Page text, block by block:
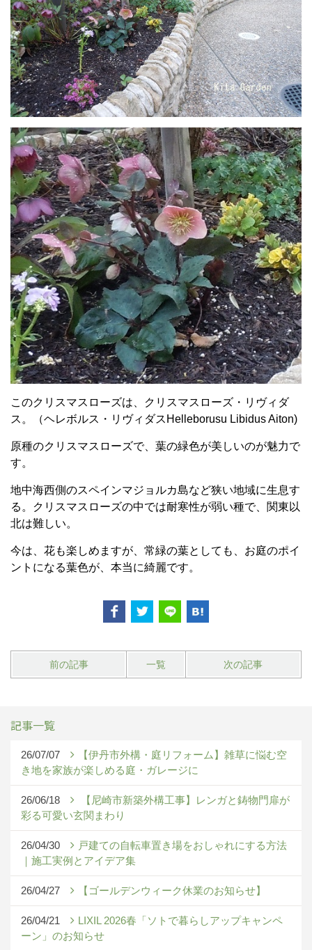
このクリスマスローズは、クリスマスローズ・リヴィダ
ス。（ヘレボルス・リヴィダスHelleborusu Libidus Aiton)
原種のクリスマスローズで、葉の緑色が美しいのが魅力で
す。
地中海西側のスペインマジョルカ島など狭い地域に生息す
る。クリスマスローズの中では耐寒性が弱い種で、関東以
北は難しい。
今は、花も楽しめますが、常緑の葉としても、お庭のポイ
ントになる葉色が、本当に綺麗です。
前の記事 一覧 次の記事
記事一覧
26/07/07
【伊丹市外構・庭リフォーム】雑草に悩む空
き地を家族が楽しめる庭・ガレージに
26/06/18
【尼崎市新築外構工事】レンガと鋳物門扉が
彩る可愛い玄関まわり
26/04/30
戸建ての自転車置き場をおしゃれにする方法
｜施工実例とアイデア集
26/04/27 【ゴールデンウィーク休業のお知らせ】
26/04/21
LIXIL 2026春「ソトで暮らしアップキャンペ
ーン」のお知らせ